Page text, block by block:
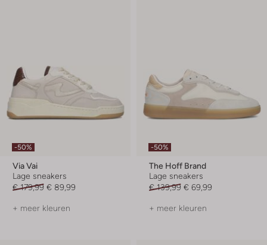
-50%
Via Vai
Lage sneakers
€ 179,99 € 89,99
+ meer kleuren
-50%
The Hoff Brand
Lage sneakers
€ 139,99 € 69,99
+ meer kleuren